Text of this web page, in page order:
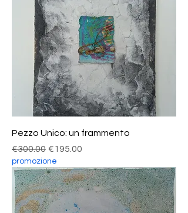
Pezzo Unico: un frammento
Regular Price
€300.00 Sale Price
€195.00
promozione